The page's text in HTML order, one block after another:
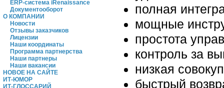
ERP-система iRenaissance
Документооборот
О КОМПАНИИ
Новости
Отзывы заказчиков
Лицензии
Наши координаты
Программа партнерства
Наши партнеры
Наши вакансии
НОВОЕ НА САЙТЕ
ИТ-ЮМОР
ИТ-ГЛОССАРИЙ
полная
мощные
простота
контроль за
низкая
быстрый